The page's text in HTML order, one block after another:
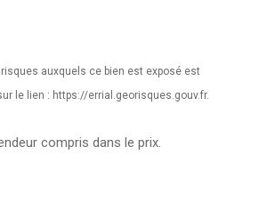
auxquels ce bien est exposé est
le lien : https://errial.georisques.gouv.fr.
compris dans le prix.